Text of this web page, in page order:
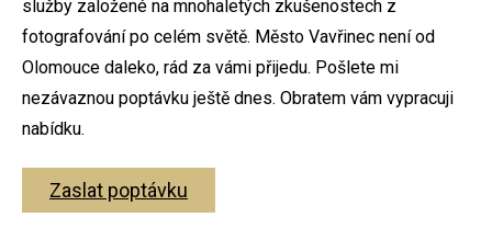
Fotografování párů
Rodinné fotografování
služby založené na mnohaletých zkušenostech z
fotografování po celém světě. Město Vavřinec není od
Olomouce daleko, rád za vámi přijedu. Pošlete mi
nezávaznou poptávku ještě dnes. Obratem vám vypracuji
nabídku.
Zaslat poptávku